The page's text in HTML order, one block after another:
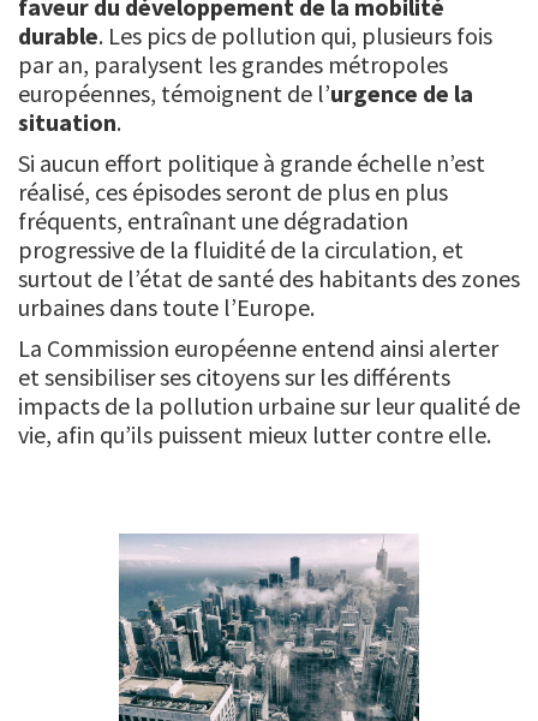
faveur du développement de la mobilité
durable. Les pics de pollution qui, plusieurs fois
par an, paralysent les grandes métropoles
européennes, témoignent de l’urgence de la
situation.
Si aucun effort politique à grande échelle n’est
réalisé, ces épisodes seront de plus en plus
fréquents, entraînant une dégradation
progressive de la fluidité de la circulation, et
surtout de l’état de santé des habitants des zones
urbaines dans toute l’Europe.
La Commission européenne entend ainsi alerter
et sensibiliser ses citoyens sur les différents
impacts de la pollution urbaine sur leur qualité de
vie, afin qu’ils puissent mieux lutter contre elle.